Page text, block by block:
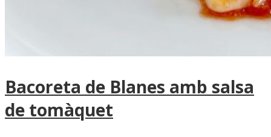
Bacoreta de Blanes amb salsa
de tomàquet